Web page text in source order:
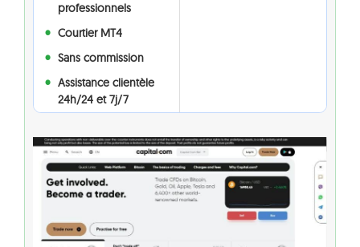
professionnels
Courtier MT4
Sans commission
Assistance clientèle
24h/24 et 7j/7